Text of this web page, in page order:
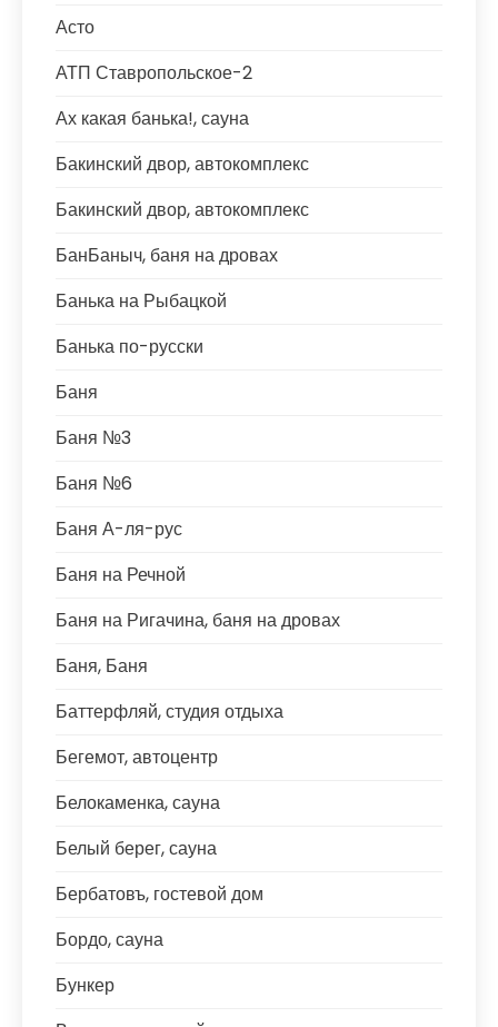
Асто
АТП Ставропольское-2
Ах какая банька!, сауна
Бакинский двор, автокомплекс
Бакинский двор, автокомплекс
БанБаныч, баня на дровах
Банька на Рыбацкой
Банька по-русски
Баня
Баня №3
Баня №6
Баня А-ля-рус
Баня на Речной
Баня на Ригачина, баня на дровах
Баня, Баня
Баттерфляй, студия отдыха
Бегемот, автоцентр
Белокаменка, сауна
Белый берег, сауна
Бербатовъ, гостевой дом
Бордо, сауна
Бункер